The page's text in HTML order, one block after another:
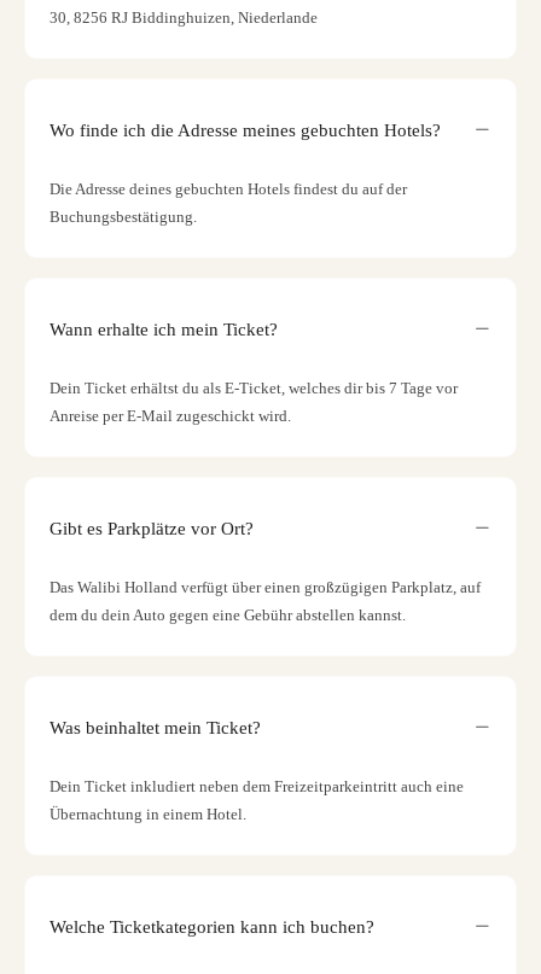
30, 8256 RJ Biddinghuizen, Niederlande
Wo finde ich die Adresse meines gebuchten Hotels?
Die Adresse deines gebuchten Hotels findest du auf der
Buchungsbestätigung.
Wann erhalte ich mein Ticket?
Dein Ticket erhältst du als E-Ticket, welches dir bis 7 Tage vor
Anreise per E-Mail zugeschickt wird.
Gibt es Parkplätze vor Ort?
Das Walibi Holland verfügt über einen großzügigen Parkplatz, auf
dem du dein Auto gegen eine Gebühr abstellen kannst.
Was beinhaltet mein Ticket?
Dein Ticket inkludiert neben dem Freizeitparkeintritt auch eine
Übernachtung in einem Hotel.
Welche Ticketkategorien kann ich buchen?